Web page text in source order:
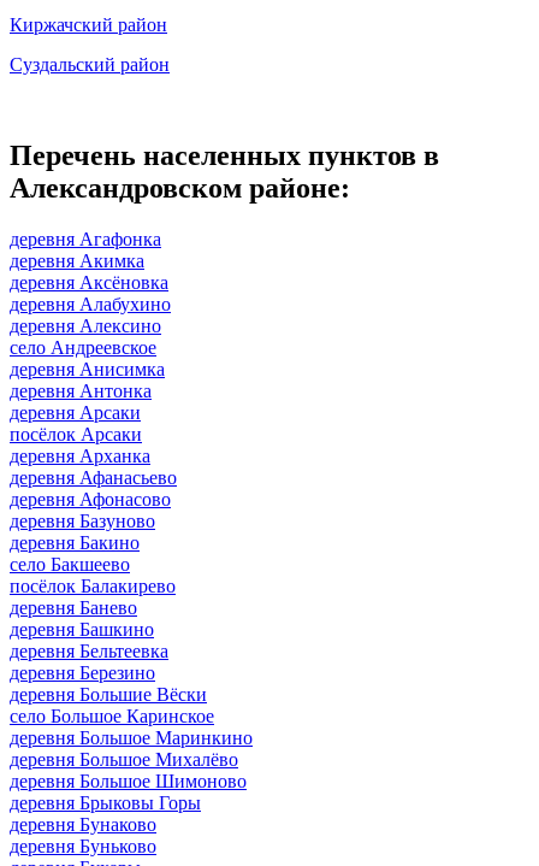
Киржачский район
Суздальский район
Перечень населенных пунктов в
Александровском районе:
деревня Агафонка
деревня Акимка
деревня Аксёновка
деревня Алабухино
деревня Алексино
село Андреевское
деревня Анисимка
деревня Антонка
деревня Арсаки
посёлок Арсаки
деревня Арханка
деревня Афанасьево
деревня Афонасово
деревня Базуново
деревня Бакино
село Бакшеево
посёлок Балакирево
деревня Банево
деревня Башкино
деревня Бельтеевка
деревня Березино
деревня Большие Вёски
село Большое Каринское
деревня Большое Маринкино
деревня Большое Михалёво
деревня Большое Шимоново
деревня Брыковы Горы
деревня Бунаково
деревня Буньково